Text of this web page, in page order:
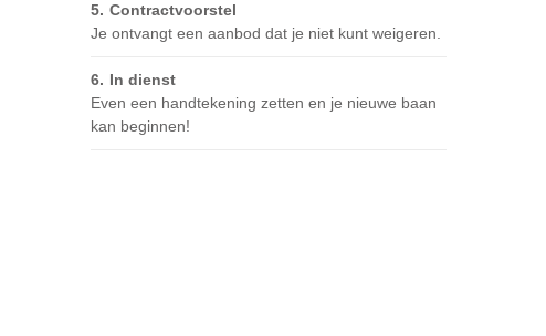
Contractvoorstel
Je ontvangt een aanbod dat je niet kunt weigeren.
In dienst
Even een handtekening zetten en je nieuwe baan
kan beginnen!